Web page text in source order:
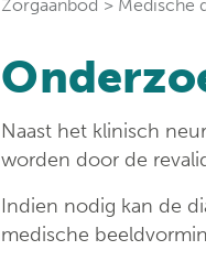
Zorgaanbod Medische
Naast het klinisch
worden door de
Indien nodig kan de
medische